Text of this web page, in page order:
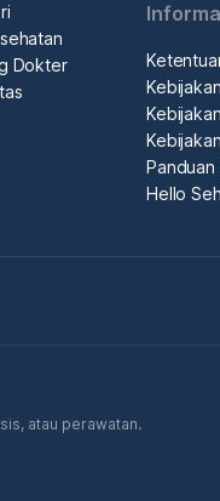
Dokter
Panduan
Hello
atau perawatan.